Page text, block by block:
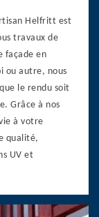
Helfritt est
travaux de
façade en
ou autre, nous
le rendu soit
Grâce à nos
à votre
qualité,
UV et